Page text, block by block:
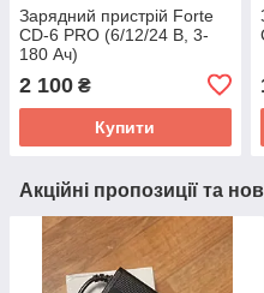
Зарядний пристрій Forte
CD-6 PRO (6/12/24 В, 3-
180 Ач)
2 100 ₴
Купити
Акційні пропозиції та